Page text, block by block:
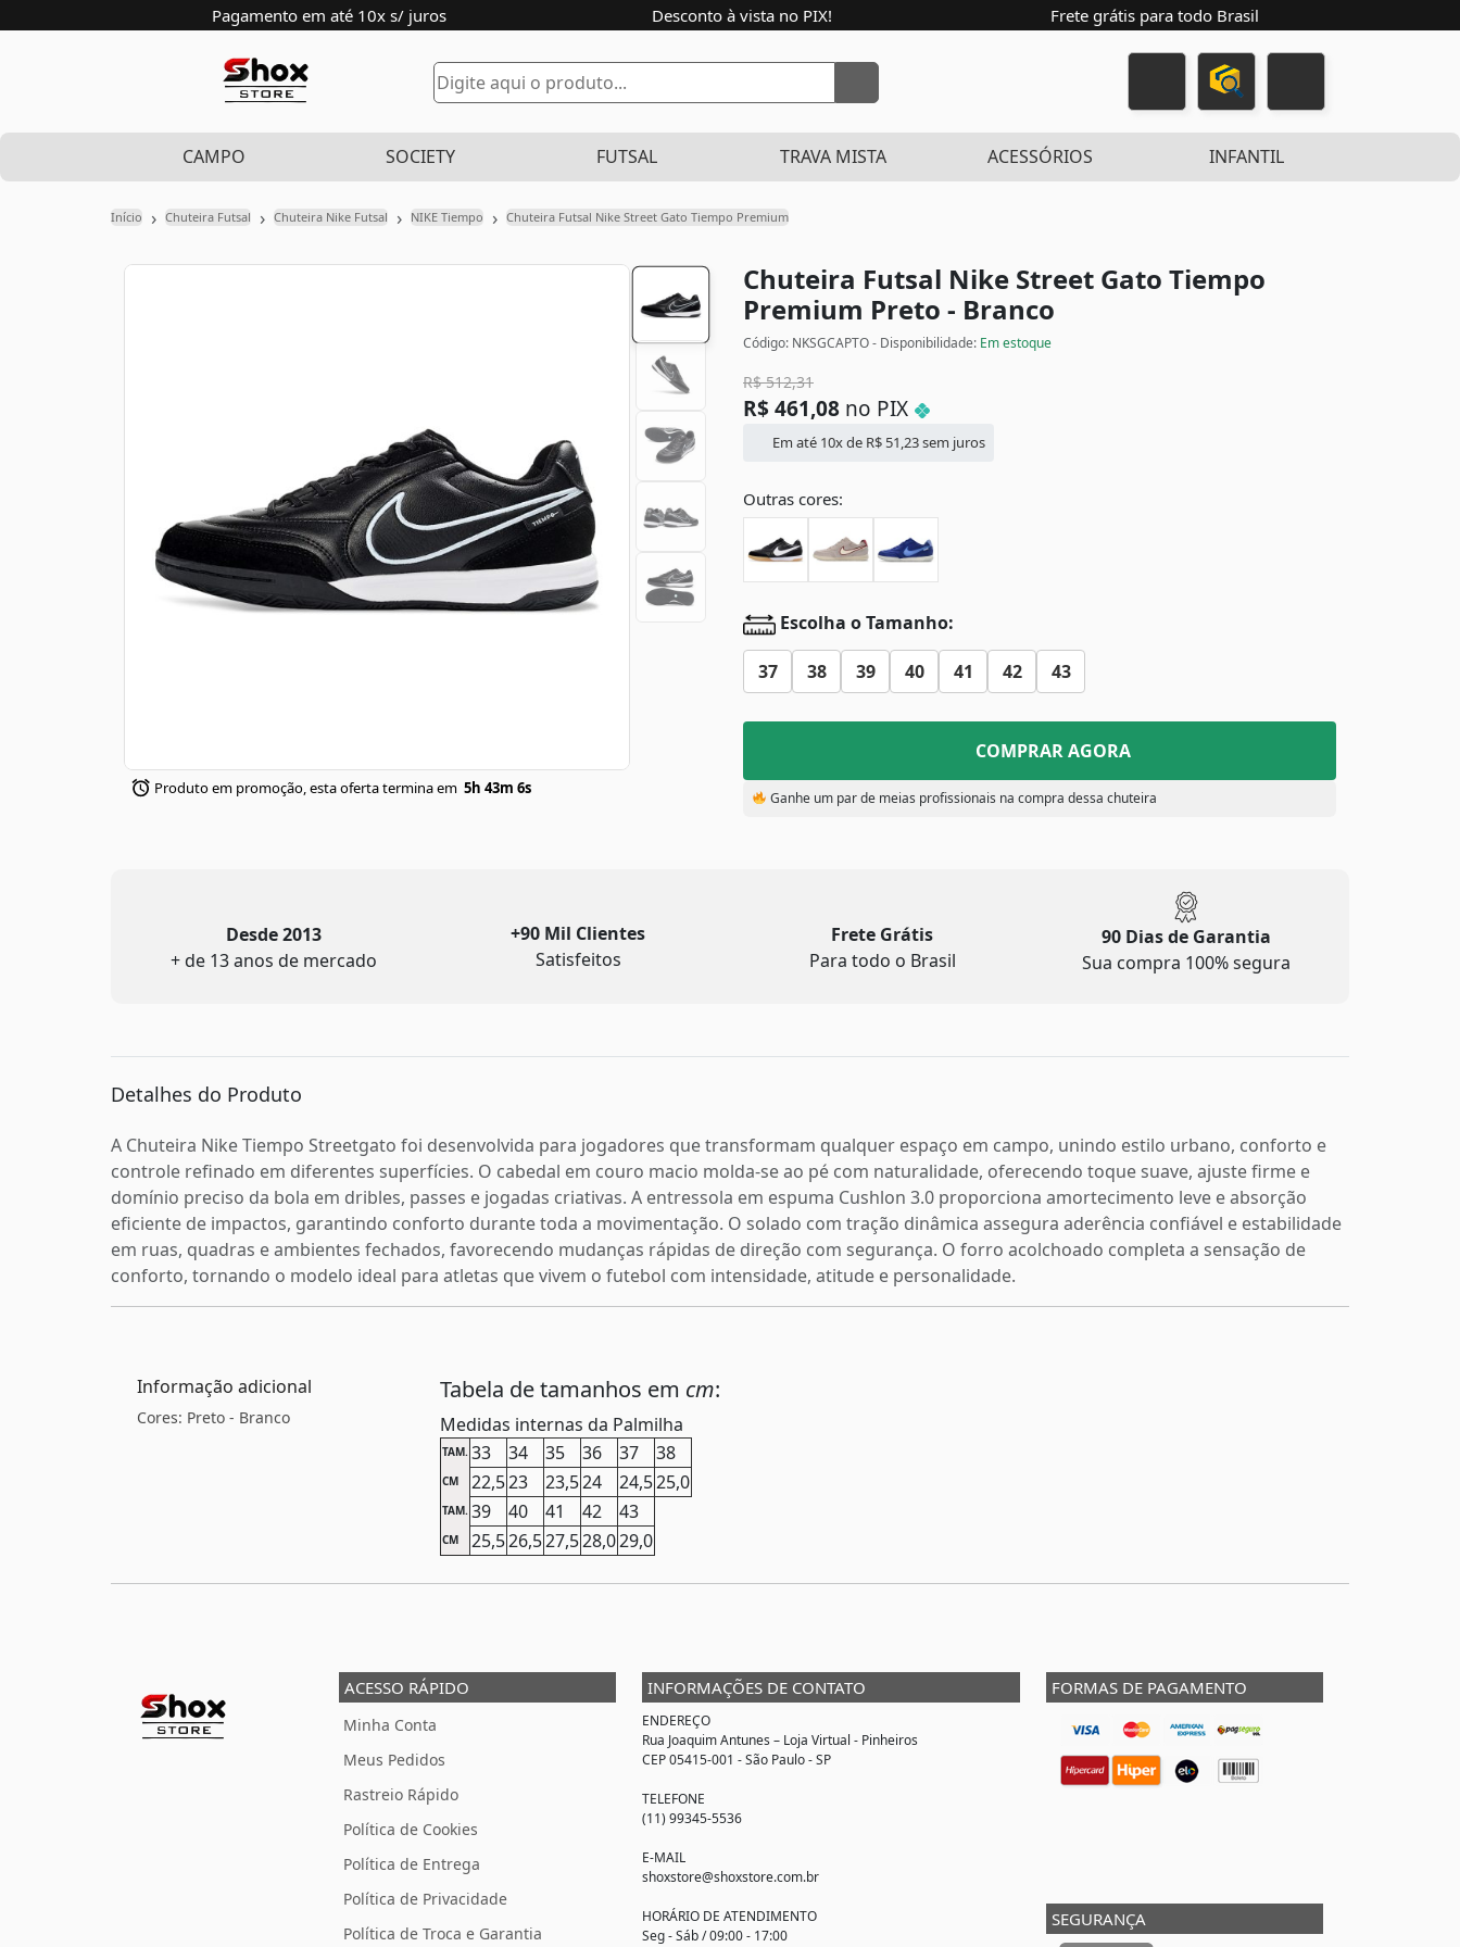
Pagamento em até 10x s/ juros Desconto à vista no PIX! Frete grátis para todo Brasil
CAMPO SOCIETY FUTSAL TRAVA MISTA ACESSÓRIOS INFANTIL
Início › Chuteira Futsal › Chuteira Nike Futsal › NIKE Tiempo › Chuteira Futsal Nike Street Gato Tiempo Premium
Produto em promoção, esta oferta termina em 5h 43m 5s
Chuteira Futsal Nike Street Gato Tiempo
Premium Preto - Branco
Código: NKSGCAPTO - Disponibilidade: Em estoque
R$512,31
R$ 461,08 no PIX
Em até 10x de R$ 51,23sem juros
Outras cores:
Escolha o Tamanho:
37 38 39 40 41 42 43
COMPRAR AGORA
Ganhe um par de meias profissionais na compra dessa chuteira
Desde 2013
+ de 13 anos de mercado
+90 Mil Clientes
Satisfeitos
Frete Grátis
Para todo o Brasil
90 Dias de Garantia
Sua compra 100% segura
Detalhes do Produto
A Chuteira Nike Tiempo Streetgato foi desenvolvida para jogadores que transformam qualquer espaço em campo, unindo estilo urbano, conforto e
controle refinado em diferentes superfícies. O cabedal em couro macio molda-se ao pé com naturalidade, oferecendo toque suave, ajuste firme e
domínio preciso da bola em dribles, passes e jogadas criativas. A entressola em espuma Cushlon 3.0 proporciona amortecimento leve e absorção
eficiente de impactos, garantindo conforto durante toda a movimentação. O solado com tração dinâmica assegura aderência confiável e estabilidade
em ruas, quadras e ambientes fechados, favorecendo mudanças rápidas de direção com segurança. O forro acolchoado completa a sensação de
conforto, tornando o modelo ideal para atletas que vivem o futebol com intensidade, atitude e personalidade.
Informação adicional
Cores: Preto - Branco
Tabela de tamanhos em cm:
Medidas internas da Palmilha
TAM. 33 34 35 36 37 38
CM 22,523 23,524 24,525,0
TAM. 39 40 41 42 43
CM 25,526,527,528,029,0
ACESSO RÁPIDO
Minha Conta
Meus Pedidos
Rastreio Rápido
Política de Cookies
Política de Entrega
Política de Privacidade
Política de Troca e Garantia
INFORMAÇÕES DE CONTATO
ENDEREÇO
Rua Joaquim Antunes – Loja Virtual - Pinheiros
CEP 05415-001 - São Paulo - SP
TELEFONE
(11) 99345-5536
E-MAIL
shoxstore@shoxstore.com.br
HORÁRIO DE ATENDIMENTO
Seg - Sáb / 09:00 - 17:00
FORMAS DE PAGAMENTO
SEGURANÇA